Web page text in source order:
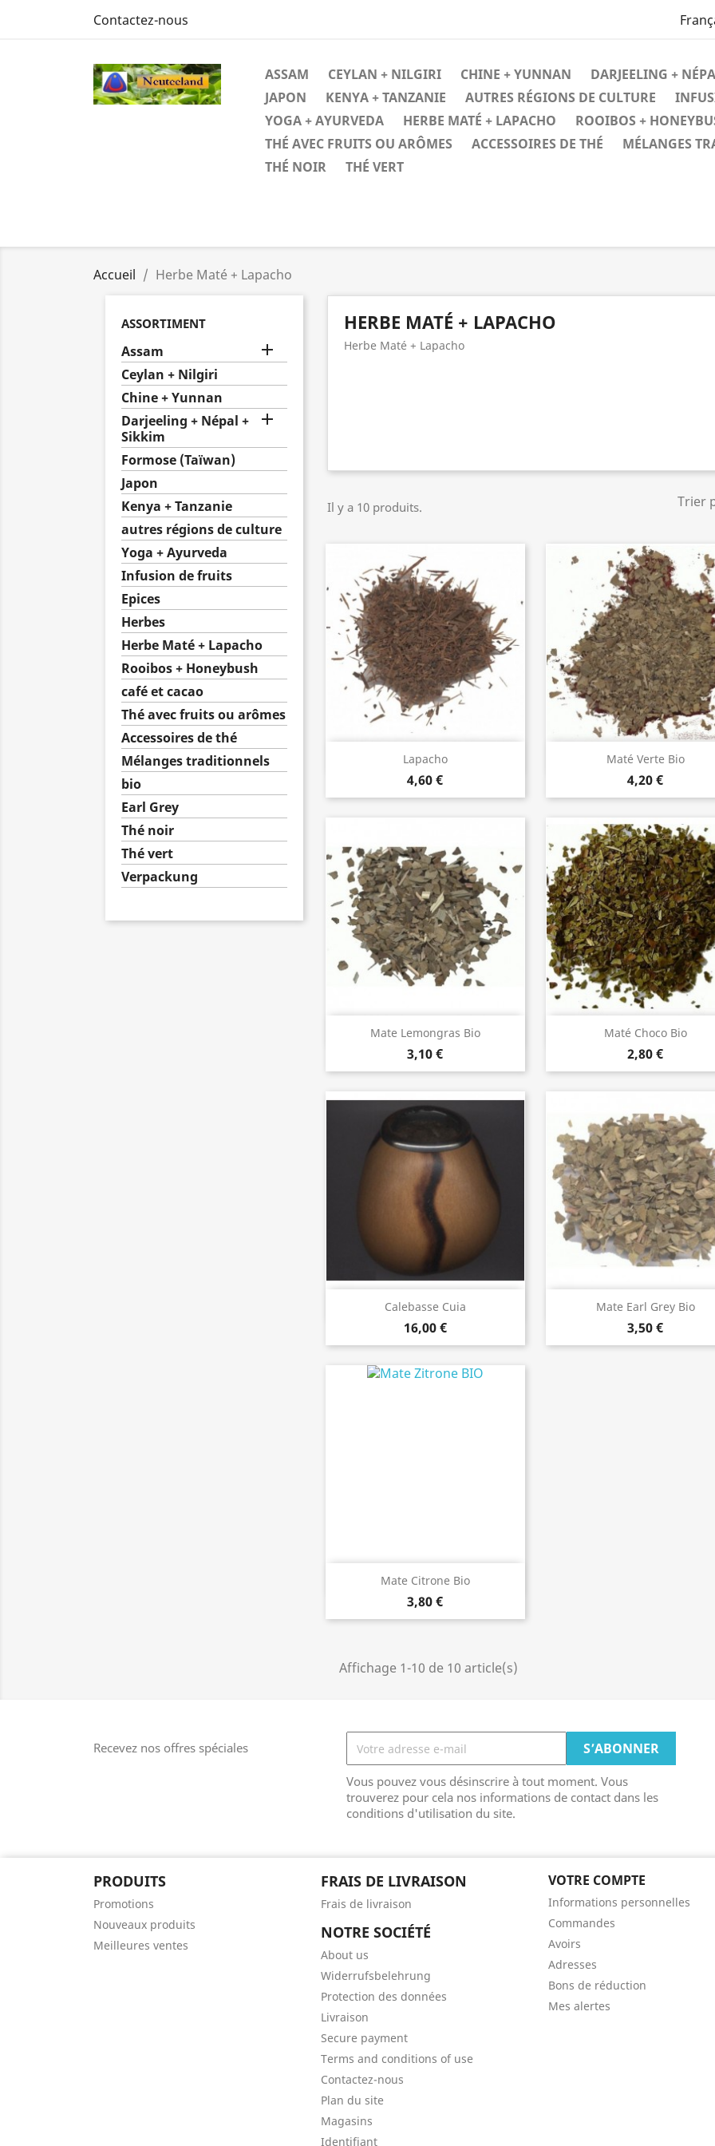
Contactez-nous
ASSAM CEYLAN + NILGIRI CHINE + YUNNAN DARJEELING +
JAPON
KENYA + TANZANIE AUTRES RÉGIONS DE CULTURE
YOGA + AYURVEDA
HERBE MATÉ + LAPACHO ROOIBOS +
THÉ AVEC FRUITS OU ARÔMES
ACCESSOIRES DE THÉ MÉLANGES
THÉ NOIR
THÉ VERT
Accueil Herbe Maté + Lapacho
ASSORTIMENT
Assam 
Ceylan + Nilgiri
Chine + Yunnan
Darjeeling + Népal +
Sikkim

Formose (Taïwan)
Japon
Kenya + Tanzanie
autres régions de culture
Yoga + Ayurveda
Infusion de fruits
Epices
Herbes
Herbe Maté + Lapacho
Rooibos + Honeybush
café et cacao
Thé avec fruits ou arômes
Accessoires de thé
Mélanges traditionnels
bio
Earl Grey
Thé noir
Thé vert
Verpackung
HERBE MATÉ + LAPACHO
Herbe Maté + Lapacho
Il y a 10 produits.
Trier
Lapacho
4,60 €
Aperçu rapide Maté Verte Bio
4,20 €
Aperçu rapide
Mate Lemongras Bio
3,10 €
Aperçu rapide Maté Choco Bio
2,80 €
Aperçu rapide
Calebasse Cuia
16,00 €
Aperçu rapide Mate Earl Grey Bio
3,50 €
Aperçu rapide
Mate Citrone Bio
3,80 €
Aperçu rapide
Affichage 1-10 de 10 article(s)
Recevez nos offres spéciales
Vous pouvez vous désinscrire à tout moment. Vous
trouverez pour cela nos informations de contact dans les
conditions d'utilisation du site.
PRODUITS
Promotions
Nouveaux produits
Meilleures ventes
FRAIS DE LIVRAISON
Frais de livraison
NOTRE SOCIÉTÉ
About us
Widerrufsbelehrung
Protection des données
Livraison
Secure payment
Terms and conditions of use
Contactez-nous
Plan du site
Magasins
Identifiant
VOTRE COMPTE
Informations personnelles
Commandes
Avoirs
Adresses
Bons de réduction
Mes alertes